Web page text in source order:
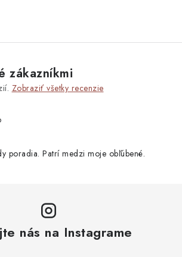
zákazníkmi
Zobraziť všetky recenzie
poradia. Patrí medzi moje obľúbené.
nás na Instagrame